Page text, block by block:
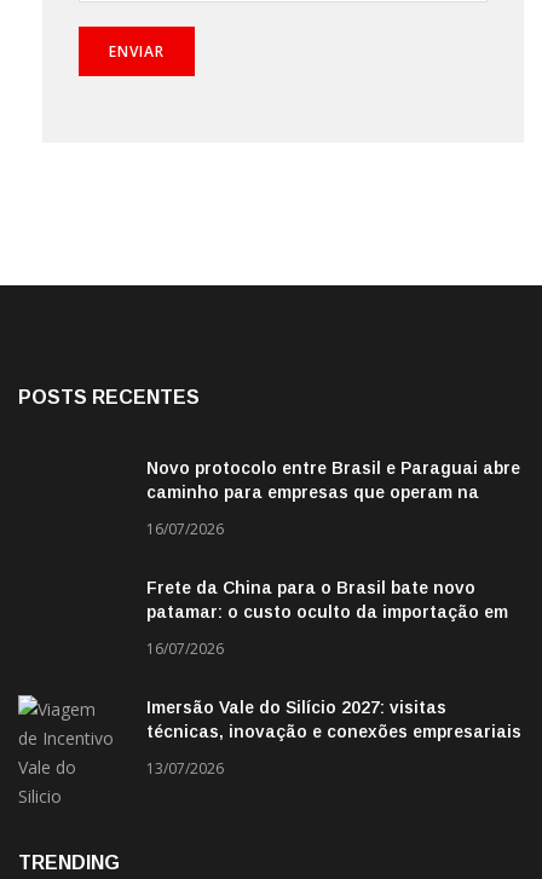
POSTS RECENTES
Novo protocolo entre Brasil e Paraguai abre
caminho para empresas que operam na
16/07/2026
Frete da China para o Brasil bate novo
patamar: o custo oculto da importação em
16/07/2026
Imersão Vale do Silício 2027: visitas
técnicas, inovação e conexões empresariais
13/07/2026
TRENDING